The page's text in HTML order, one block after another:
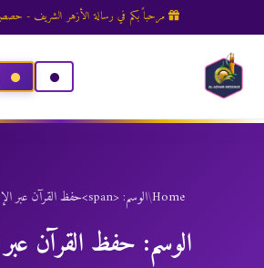
مرحباً بكم في رسالة الأزهر الشريف - حصص
Home
/الوسم: <span>حفظ القرآن عبر الإنترنت</span>
الوسم: حفظ القرآن عبر